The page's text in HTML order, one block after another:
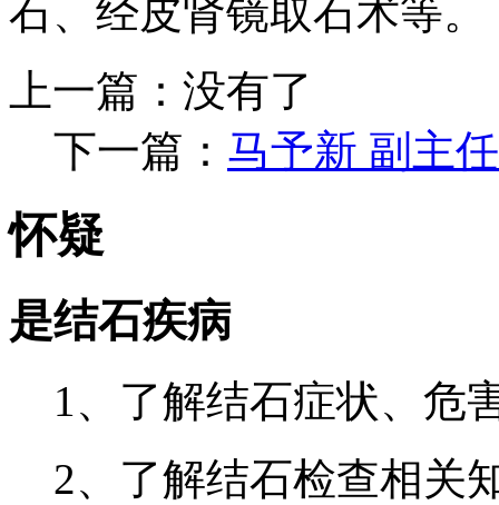
石、经皮肾镜取石术等。
上一篇：没有了
下一篇： 马予新 副主
怀疑
是结石疾病
1、了解结石症状、危
2、了解结石检查相关